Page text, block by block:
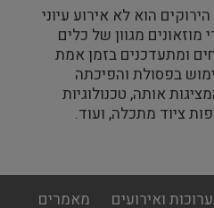
הוא לא אירוע עיוני
מגוון של כלים
ומתעדכנים בזמן אמת
בפסולת והפיכתה
אותה, טכנולוגיות
ציוד מתכלה, ועוד.
ואירועים מאמרים